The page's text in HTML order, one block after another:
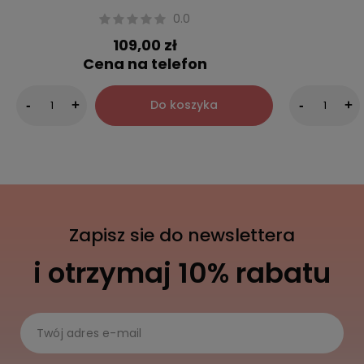
0.0
109,00 zł
Cena na telefon
- + Do koszyka - +
Zapisz sie do newslettera
i otrzymaj 10% rabatu
Twój adres e-mail